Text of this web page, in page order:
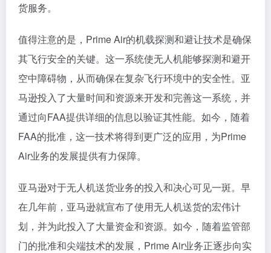
货服务。
值得注意的是，Prime Air的机载探测和避让技术是确保
其飞行安全的关键。这一系统使无人机能够探测和避开
空中障碍物，从而确保在复杂飞行环境中的安全性。亚
马逊投入了大量时间和资源来开发和完善这一系统，并
通过向FAA提供详细的信息以验证其性能。如今，随着
FAA的批准，这一技术将得到更广泛的应用，为Prime
Air业务的发展提供有力保障。
亚马逊对于无人机送货业务的投入和决心可见一斑。早
在几年前，亚马逊就宣布了使用无人机送货的宏伟计
划，并为此投入了大量资金和资源。如今，随着监管部
门的批准和尖端技术的发展，Prime Air业务正逐步向实